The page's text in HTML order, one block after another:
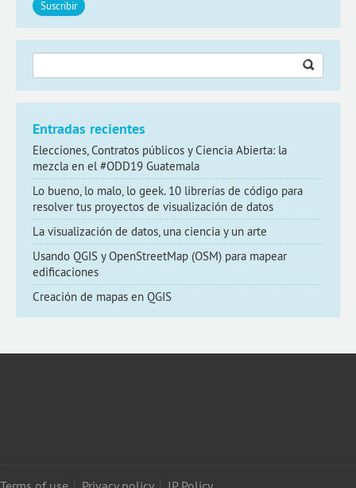
Entradas recientes
Elecciones, Contratos públicos y Ciencia Abierta: la
mezcla en el #ODD19 Guatemala
Lo bueno, lo malo, lo geek. 10 librerías de código para
resolver tus proyectos de visualización de datos
La visualización de datos, una ciencia y un arte
Usando QGIS y OpenStreetMap (OSM) para mapear
edificaciones
Creación de mapas en QGIS